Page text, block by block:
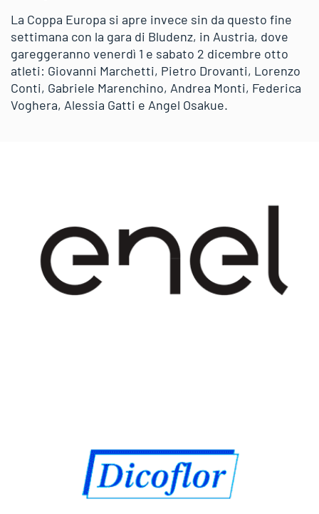
La Coppa Europa si apre invece sin da questo fine
settimana con la gara di Bludenz, in Austria, dove
gareggeranno venerdì 1 e sabato 2 dicembre otto
atleti: Giovanni Marchetti, Pietro Drovanti, Lorenzo
Conti, Gabriele Marenchino, Andrea Monti, Federica
Voghera, Alessia Gatti e Angel Osakue.